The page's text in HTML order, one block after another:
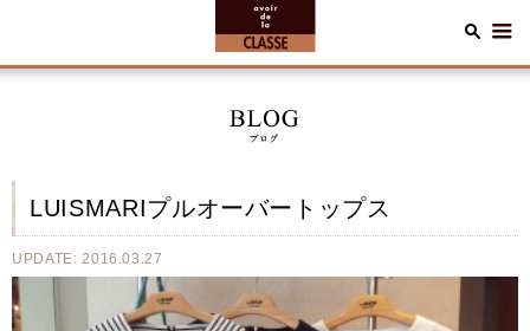
LUISMARIプルオーバートップス
UPDATE: 2016.03.27